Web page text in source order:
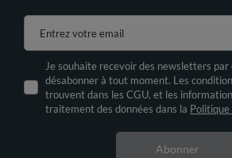
Entrez votre email
Je souhaite recevoir des newsletters par
désabonner à tout moment. Les
trouvent dans les CGU, et les
traitement des données dans la
Abonner